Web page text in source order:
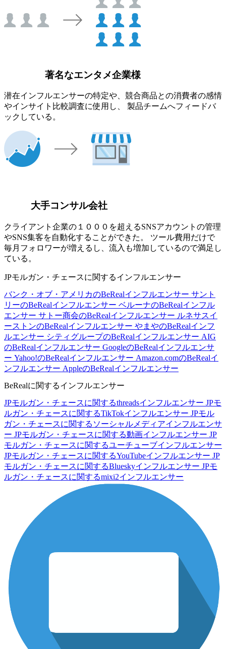
著名なエンタメ企業様
潜在インフルエンサーの特定や、競合商品との消費者の感情
やインサイト比較調査に使用し、 製品チームへフィードバ
ックしている。
大手コンサル会社
クライアント企業の１０００を超えるSNSアカウントの管理
やSNS集客を自動化することができた。 ツール費用だけで
毎月フォロワーが増えるし、流入も増加しているので満足し
ている。
JPモルガン・チェースに関するインフルエンサー
バンク・オブ・アメリカのBeRealインフルエンサー サント
リーのBeRealインフルエンサー ベルーナのBeRealインフル
エンサー サトー商会のBeRealインフルエンサー ルネサスイ
ーストンのBeRealインフルエンサー やまやのBeRealインフ
ルエンサー シティグループのBeRealインフルエンサー AIG
のBeRealインフルエンサー GoogleのBeRealインフルエンサ
ー Yahoo!のBeRealインフルエンサー Amazon.comのBeRealイ
ンフルエンサー AppleのBeRealインフルエンサー
BeRealに関するインフルエンサー
JPモルガン・チェースに関するthreadsインフルエンサー JPモ
ルガン・チェースに関するTikTokインフルエンサー JPモル
ガン・チェースに関するソーシャルメディアインフルエンサ
ー JPモルガン・チェースに関する動画インフルエンサー JP
モルガン・チェースに関するユーチューブインフルエンサー
JPモルガン・チェースに関するYouTubeインフルエンサー JP
モルガン・チェースに関するBlueskyインフルエンサー JPモ
ルガン・チェースに関するmixi2インフルエンサー